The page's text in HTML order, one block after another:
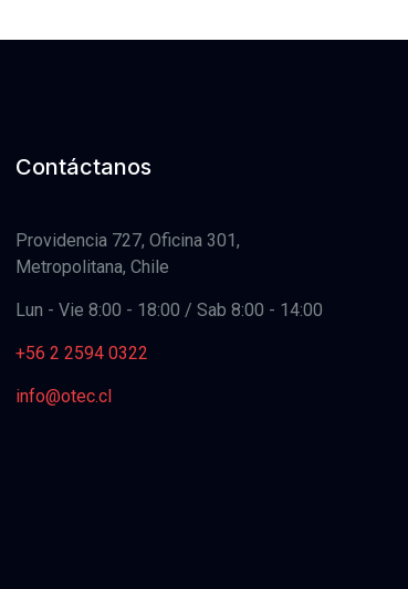
Contáctanos
Providencia 727, Oficina 301,
Metropolitana, Chile
Lun - Vie 8:00 - 18:00 / Sab 8:00 - 14:00
+56 2 2594 0322
info@otec.cl